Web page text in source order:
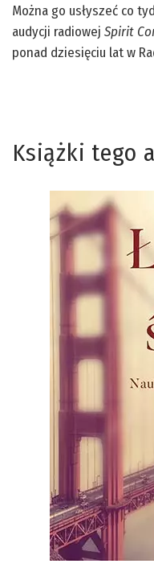
Można go usłyszeć co
audycji radiowej Spirit
ponad dziesięciu lat w
Książki tego